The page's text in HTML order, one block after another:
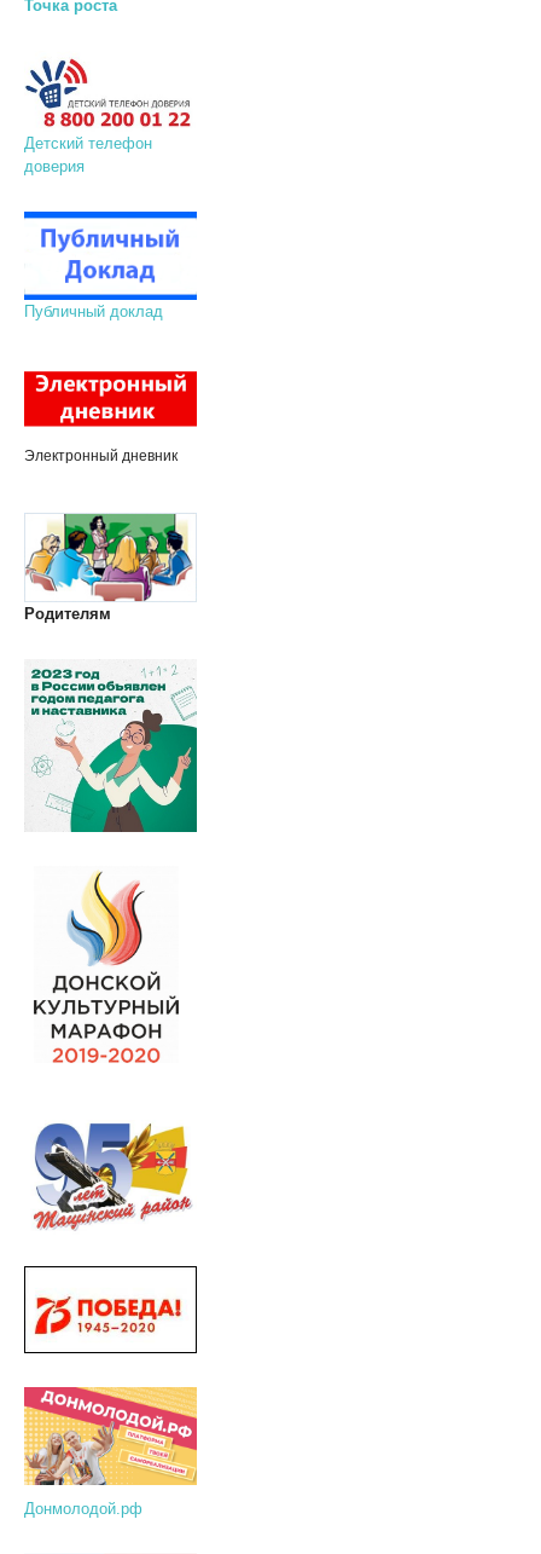
Точка роста
Детский телефон
доверия
Публичный доклад
Электронный дневник
Родителям
Донмолодой.рф